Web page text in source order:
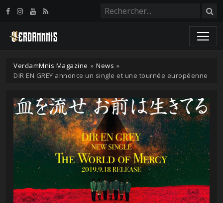
VerdamMnis Magazine » News »
DIR EN GREY annonce un single et une tournée européenne
Panneau de gestion des cookies